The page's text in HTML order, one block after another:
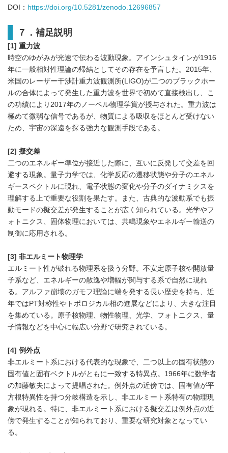
DOI： https://doi.org/10.5281/zenodo.12696857
７．補足説明
[1] 重力波
時空のゆがみが光速で伝わる波動現象。アインシュタインが1916
年に一般相対性理論の帰結としてその存在を予言した。2015年、
米国のレーザー干渉計重力波観測所(LIGO)が二つのブラックホー
ルの合体によって発生した重力波を世界で初めて直接検出し、こ
の功績により2017年のノーベル物理学賞が授与された。重力波は
極めて微弱な信号であるが、物質による吸収をほとんど受けない
ため、宇宙の深遠を探る強力な観測手段である。
[2] 擬交差
二つのエネルギー準位が接近した際に、互いに反発して交差を回
避する現象。量子力学では、化学反応の遷移状態や分子のエネル
ギースペクトルに現れ、電子状態の変化や分子のダイナミクスを
理解する上で重要な役割を果たす。また、古典的な波動系でも振
動モードの擬交差が発生することが広く知られている。光学やフ
ォトニクス、固体物理においては、共鳴現象やエネルギー輸送の
制御に応用される。
[3] 非エルミート物理学
エルミート性が破れる物理系を扱う分野。不安定原子核や開放量
子系など、エネルギーの散逸や増幅が関与する系で自然に現れ
る。アルファ崩壊のガモフ理論に端を発する長い歴史を持ち、近
年ではPT対称性やトポロジカル相の進展などにより、大きな注目
を集めている。原子核物理、物性物理、光学、フォトニクス、量
子情報などを中心に幅広い分野で研究されている。
[4] 例外点
非エルミート系における代表的な現象で、二つ以上の固有状態の
固有値と固有ベクトルがともに一致する特異点。1966年に数学者
の加藤敏夫によって提唱された。例外点の近傍では、固有値が平
方根特異性を持つ分岐構造を示し、非エルミート系特有の物理現
象が現れる。特に、非エルミート系における擬交差は例外点の近
傍で発生することが知られており、重要な研究対象となってい
る。
Japanese